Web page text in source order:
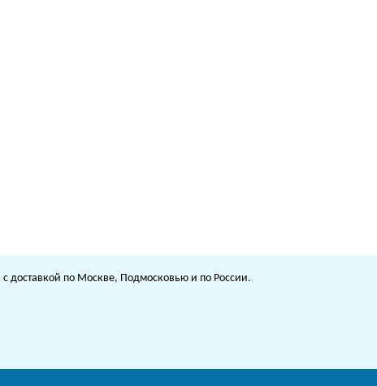
доставкой по Москве, Подмосковью и по России.